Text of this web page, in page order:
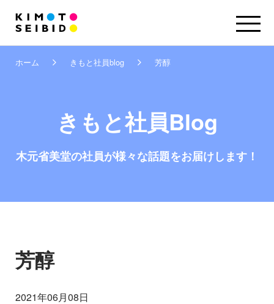
ホーム きもと社員blog 芳醇
きもと社員Blog
木元省美堂の社員が様々な話題をお届けします！
芳醇
2021年06月08日